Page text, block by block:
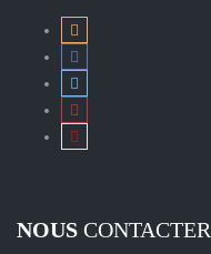
NOUS CONTACTER